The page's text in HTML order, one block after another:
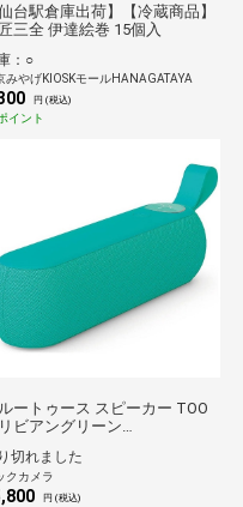
仙台駅倉庫出荷】【冷蔵商品】
三全 伊達絵巻 15個入
：○
みやげKIOSKモールHANAGATAYA
円 (税込)
イント
ートゥース スピーカー TOO
ビアングリーン
処分品の為、外装不良による
・交換不可】
切れました
クカメラ
円 (税込)